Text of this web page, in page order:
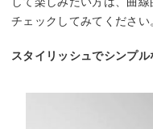
チェックしてみてください
スタイリッシュでシンプ